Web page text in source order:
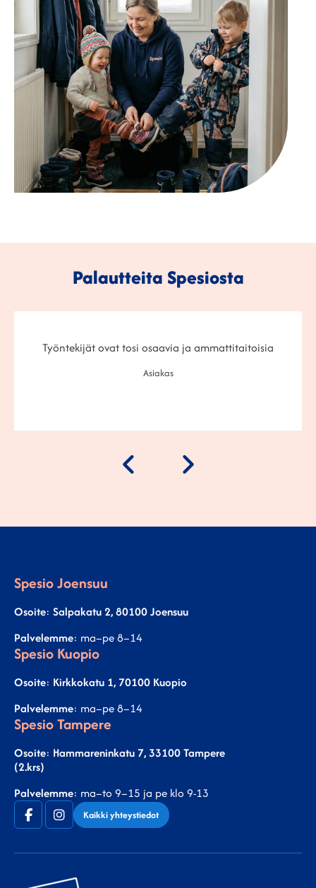
Palautteita Spesiosta
Hyviä, mukavia, ammattitaitoisia työntekijöitä.
Spesio Joensuu
Osoite: Salpakatu 2, 80100 Joensuu
Palvelemme: ma–pe 8–14
Spesio Kuopio
Osoite: Kirkkokatu 1, 70100 Kuopio
Palvelemme: ma–pe 8–14
Spesio Tampere
Osoite: Hammareninkatu 7, 33100 Tampere
(2.krs)
Palvelemme: ma–to 9–15 ja pe klo 9-13
FacebookInstagramKaikki yhteystiedot